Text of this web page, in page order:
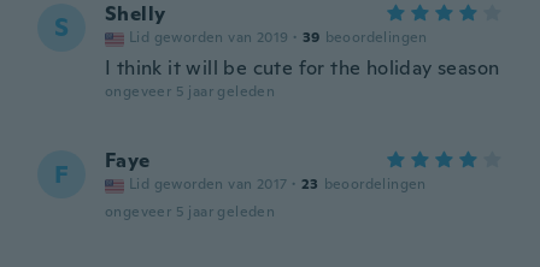
S Shelly
Lid geworden van 2019 · 39 beoordelingen
I think it will be cute for the holiday season
ongeveer 5 jaar geleden
F Faye
Lid geworden van 2017 · 23 beoordelingen
ongeveer 5 jaar geleden